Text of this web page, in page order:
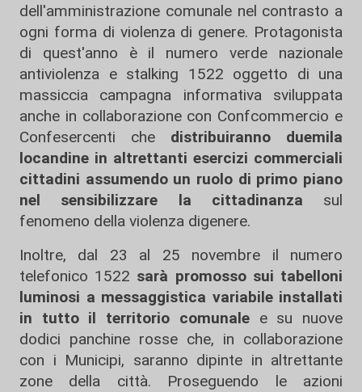
dell'amministrazione comunale nel contrasto a
ogni forma di violenza di genere. Protagonista
di quest'anno è il numero verde nazionale
antiviolenza e stalking 1522 oggetto di una
massiccia campagna informativa sviluppata
anche in collaborazione con Confcommercio e
Confesercenti che distribuiranno duemila
locandine in altrettanti esercizi commerciali
cittadini assumendo un ruolo di primo piano
nel sensibilizzare la cittadinanza sul
fenomeno della violenza digenere.
Inoltre, dal 23 al 25 novembre il numero
telefonico 1522 sarà promosso sui tabelloni
luminosi a messaggistica variabile installati
in tutto il territorio comunalee su nuove
dodici panchine rosse che, in collaborazione
con i Municipi, saranno dipinte in altrettante
zone della città. Proseguendo le azioni